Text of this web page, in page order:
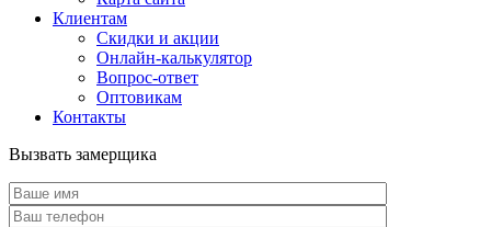
Клиентам
Скидки и акции
Онлайн-калькулятор
Вопрос-ответ
Оптовикам
Контакты
Вызвать замерщика